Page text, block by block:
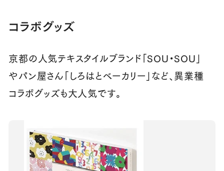
コラボグッズ
京都の人気テキスタイルブランド「SOU・SOU」
やパン屋さん「しろはとベーカリー」など、異業種
コラボグッズも大人気です。